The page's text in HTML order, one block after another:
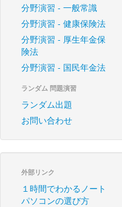
分野演習 - 一般常識
分野演習 - 健康保険法
分野演習 - 厚生年金保
険法
分野演習 - 国民年金法
ランダム 問題演習
ランダム出題
お問い合わせ
外部リンク
１時間でわかるノート
パソコンの選び方